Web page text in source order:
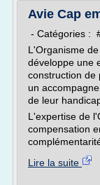
Avie Cap
- Catégories :
L'Organisme
développe une
construction de
un
de leur
L'expertise de
compensation
Lire la suite